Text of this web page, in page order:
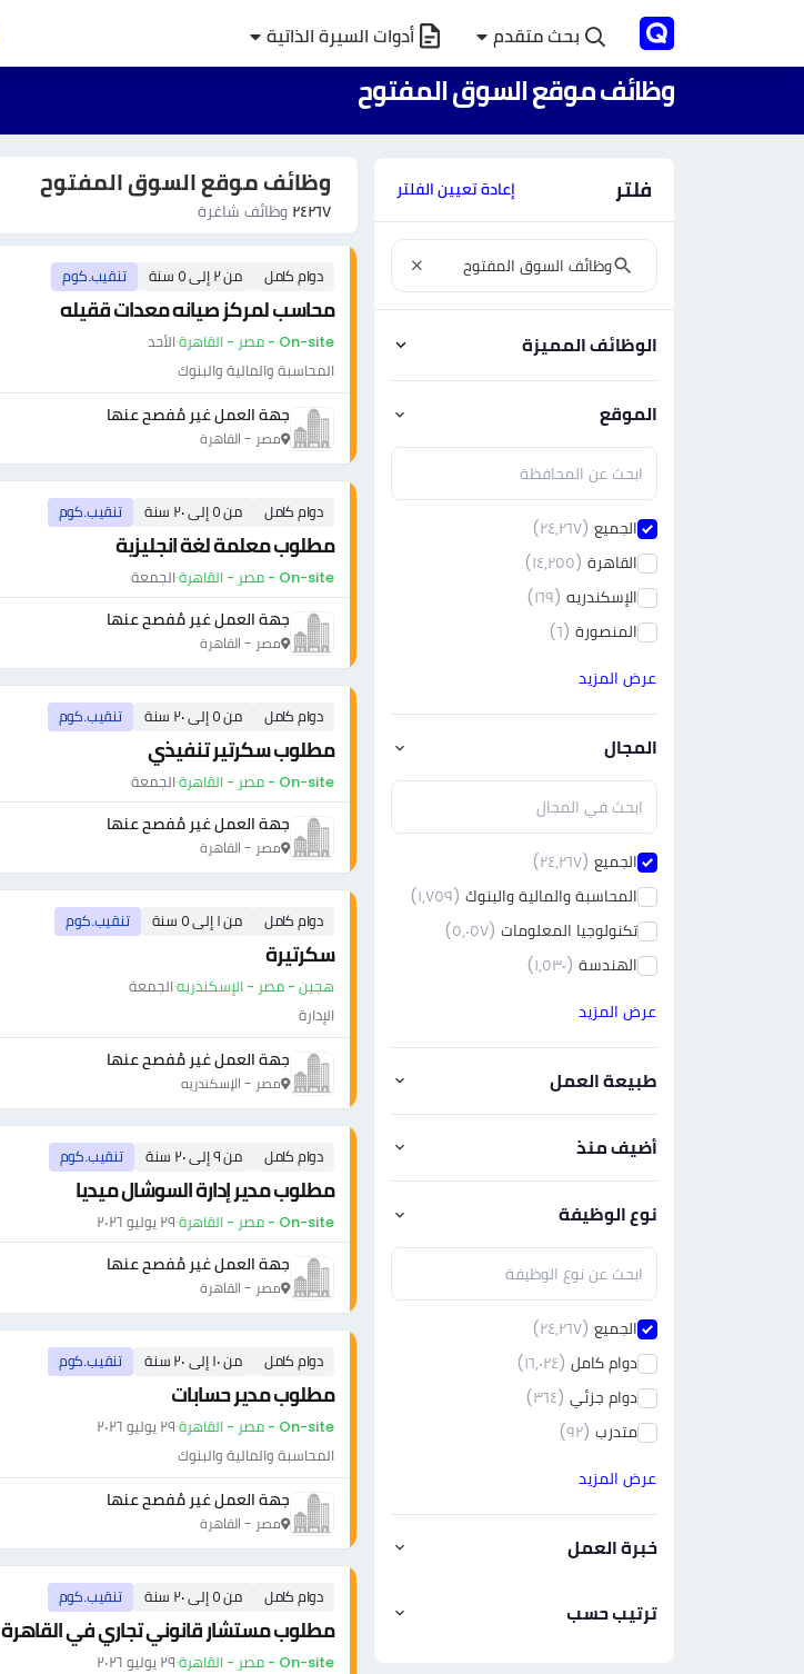
بحث متقدم أدوات السيرة الذاتية
وظائف موقع السوق المفتوح
فلتر إعادة تعيين الفلتر
الوظائف المميزة
الموقع
الجميع (٢٤٫٢٦٧)
القاهرة (١٤٫٢٥٥)
الإسكندريه (١٦٩)
المنصورة (٦)
عرض المزيد
المجال
الجميع (٢٤٫٢٦٧)
المحاسبة والمالية والبنوك (١٫٧٥٩)
تكنولوجيا المعلومات (٥٫٠٥٧)
الهندسة (١٫٥٣٠)
عرض المزيد
طبيعة العمل
أضيف منذ
نوع الوظيفة
الجميع (٢٤٫٢٦٧)
دوام كامل (١٦٫٠٢٤)
دوام جزئي (٣٦٤)
متدرب (٩٢)
عرض المزيد
خبرة العمل
ترتيب حسب
وظائف موقع السوق المفتوح
٢٤٢٦٧ وظائف شاغرة
دوام كامل من ٢ إلى ٥ سنة تنقيب.كوم
محاسب لمركز صيانه معدات ققيله
On-site - مصر - القاهرة ·الأحد
المحاسبة والمالية والبنوك
جهة العمل غير مُفصح عنها
مصر - القاهرة
دوام كامل من ٥ إلى ٢٠ سنة تنقيب.كوم
مطلوب معلمة لغة انجليزية
On-site - مصر - القاهرة ·الجمعة
جهة العمل غير مُفصح عنها
مصر - القاهرة
دوام كامل من ٥ إلى ٢٠ سنة تنقيب.كوم
مطلوب سكرتير تنفيذي
On-site - مصر - القاهرة ·الجمعة
جهة العمل غير مُفصح عنها
مصر - القاهرة
دوام كامل من ١ إلى ٥ سنة تنقيب.كوم
سكرتيرة
هجين - مصر - الإسكندريه·الجمعة
الإدارة
جهة العمل غير مُفصح عنها
مصر - الإسكندريه
دوام كامل من ٩ إلى ٢٠ سنة تنقيب.كوم
مطلوب مدير إدارة السوشال ميديا
On-site - مصر - القاهرة ·٢٩ يوليو ٢٠٢٦
جهة العمل غير مُفصح عنها
مصر - القاهرة
دوام كامل من ١٠ إلى ٢٠ سنة تنقيب.كوم
مطلوب مدير حسابات
On-site - مصر - القاهرة ·٢٩ يوليو ٢٠٢٦
المحاسبة والمالية والبنوك
جهة العمل غير مُفصح عنها
مصر - القاهرة
دوام كامل من ٥ إلى ٢٠ سنة تنقيب.كوم
مطلوب مستشار قانوني تجاري في القاهرة
On-site - مصر - القاهرة ·٢٩ يوليو ٢٠٢٦